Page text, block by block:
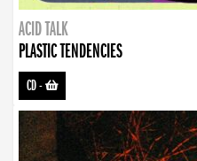
ACID TALK
PLASTIC TENDENCIES
CD-